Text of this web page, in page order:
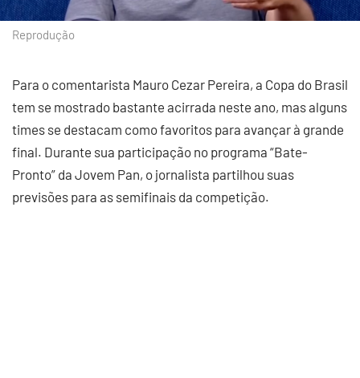
Reprodução
Para o comentarista Mauro Cezar Pereira, a Copa do Brasil
tem se mostrado bastante acirrada neste ano, mas alguns
times se destacam como favoritos para avançar à grande
final. Durante sua participação no programa “Bate-
Pronto” da Jovem Pan, o jornalista partilhou suas
previsões para as semifinais da competição.